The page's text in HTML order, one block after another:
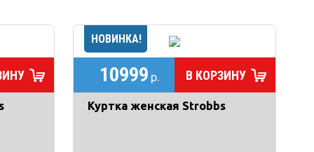
10999 р. В КОРЗИНУ
Куртка женская Strobbs